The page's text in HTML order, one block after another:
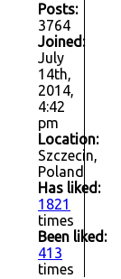
Posts:
3764
Joined:
July
14th,
2014,
4:42
pm
Location:
Szczecin,
Poland
Has liked:
1821
times
Been liked:
413
times